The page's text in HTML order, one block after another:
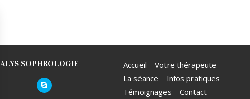
SOPHROLOGIE Accueil
Votre thérapeute
La séance
Infos pratiques
Témoignages
Contact